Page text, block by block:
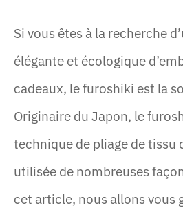
Si vous êtes à la recherche
élégante et écologique
cadeaux, le furoshiki est la
Originaire du Japon, le
technique de pliage de tissu
utilisée de nombreuses
cet article, nous allons vous